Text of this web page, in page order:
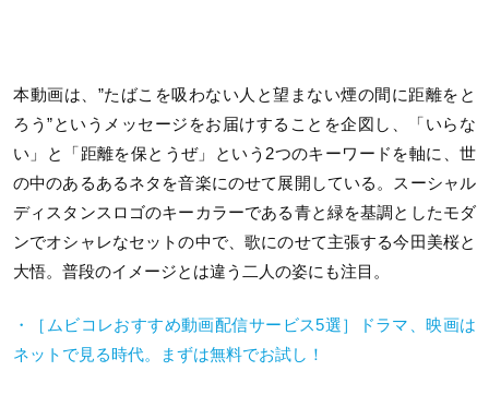
本動画は、”たばこを吸わない人と望まない煙の間に距離をと
ろう”というメッセージをお届けすることを企図し、「いらな
い」と「距離を保とうぜ」という2つのキーワードを軸に、世
の中のあるあるネタを音楽にのせて展開している。スーシャル
ディスタンスロゴのキーカラーである青と緑を基調としたモダ
ンでオシャレなセットの中で、歌にのせて主張する今田美桜と
大悟。普段のイメージとは違う二人の姿にも注目。
・［ムビコレおすすめ動画配信サービス5選］ドラマ、映画は
ネットで見る時代。まずは無料でお試し！